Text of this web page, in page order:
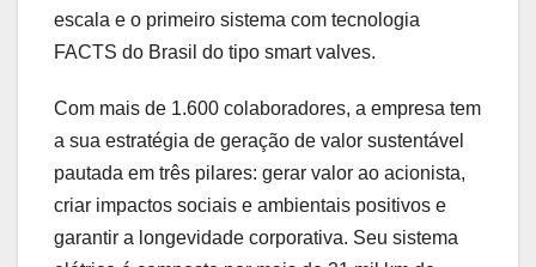
escala e o primeiro sistema com tecnologia
FACTS do Brasil do tipo smart valves.
Com mais de 1.600 colaboradores, a empresa tem
a sua estratégia de geração de valor sustentável
pautada em três pilares: gerar valor ao acionista,
criar impactos sociais e ambientais positivos e
garantir a longevidade corporativa. Seu sistema